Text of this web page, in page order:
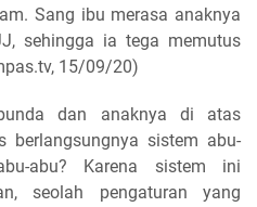
Sang ibu merasa anaknya
sehingga ia tega memutus
15/09/20)
dan anaknya di atas
berlangsungnya sistem abu-
abu? Karena sistem ini
seolah pengaturan yang